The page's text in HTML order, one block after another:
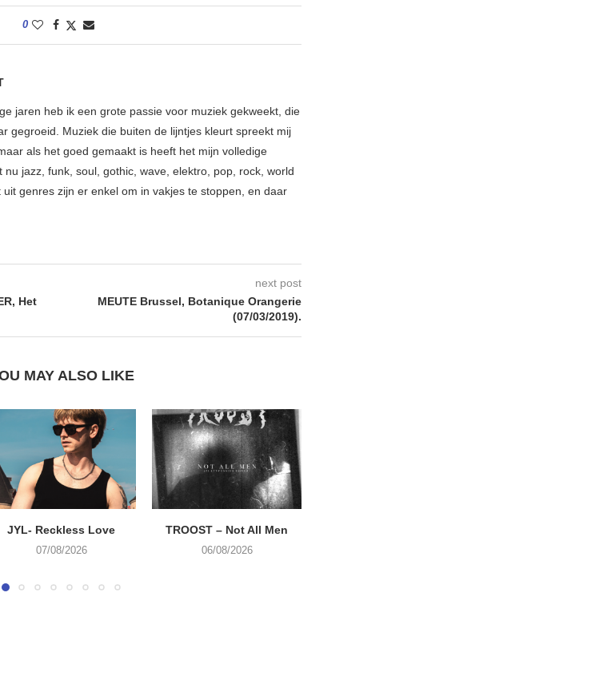
0
jaren heb ik een grote passie voor muziek gekweekt, die
gegroeid. Muziek die buiten de lijntjes kleurt spreekt mij
als het goed gemaakt is heeft het mijn volledige
nu jazz, funk, soul, gothic, wave, elektro, pop, rock, world
uit genres zijn er enkel om in vakjes te stoppen, en daar
Het
next post
MEUTE Brussel, Botanique Orangerie
(07/03/2019).
MAY ALSO LIKE
JYL- Reckless Love
07/08/2026
TROOST – Not All Men
06/08/2026